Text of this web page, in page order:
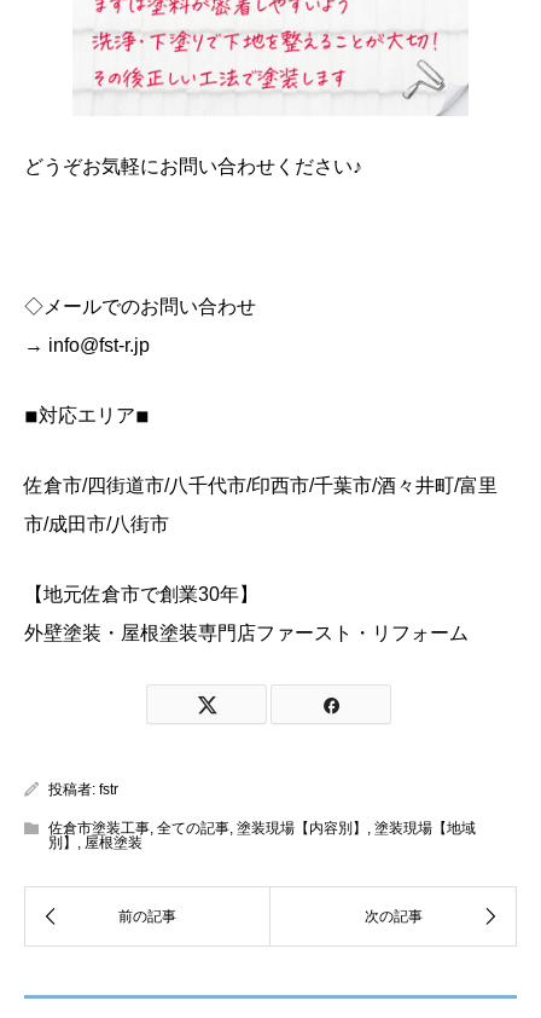
どうぞお気軽にお問い合わせください♪
◇メールでのお問い合わせ
→ info@fst-r.jp
◾︎対応エリア◾︎
佐倉市/四街道市/八千代市/印西市/千葉市/酒々井町/富里
市/成田市/八街市
【地元佐倉市で創業30年】
外壁塗装・屋根塗装専門店ファースト・リフォーム
投稿者: fstr
佐倉市塗装工事, 全ての記事, 塗装現場【内容別】 , 塗装現場【地域
別】 , 屋根塗装